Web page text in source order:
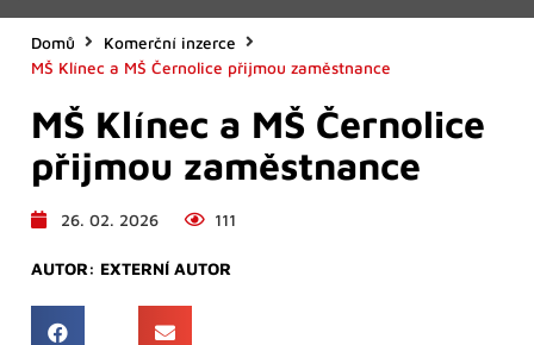
Domů
Komerční inzerce
MŠ Klínec a MŠ Černolice přijmou zaměstnance
MŠ Klínec a MŠ Černolice
přijmou zaměstnance
26. 02. 2026 111
AUTOR: EXTERNÍ AUTOR